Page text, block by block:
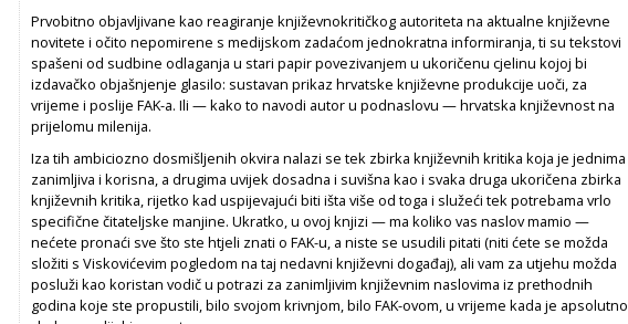
Prvobitno objavljivane kao reagiranje književnokritičkog autoriteta na aktualne književne
novitete i očito nepomirene s medijskom zadaćom jednokratna informiranja, ti su tekstovi
spašeni od sudbine odlaganja u stari papir povezivanjem u ukoričenu cjelinu kojoj bi
izdavačko objašnjenje glasilo: sustavan prikaz hrvatske književne produkcije uoči, za
vrijeme i poslije FAK-a. Ili — kako to navodi autor u podnaslovu — hrvatska književnost na
prijelomu milenija.
Iza tih ambiciozno dosmišljenih okvira nalazi se tek zbirka književnih kritika koja je jednima
zanimljiva i korisna, a drugima uvijek dosadna i suvišna kao i svaka druga ukoričena zbirka
književnih kritika, rijetko kad uspijevajući biti išta više od toga i služeći tek potrebama vrlo
specifične čitateljske manjine. Ukratko, u ovoj knjizi — ma koliko vas naslov mamio —
nećete pronaći sve što ste htjeli znati o FAK-u, a niste se usudili pitati (niti ćete se možda
složiti s Viskovićevim pogledom na taj nedavni književni događaj), ali vam za utjehu možda
posluži kao koristan vodič u potrazi za zanimljivim književnim naslovima iz prethodnih
godina koje ste propustili, bilo svojom krivnjom, bilo FAK-ovom, u vrijeme kada je apsolutno